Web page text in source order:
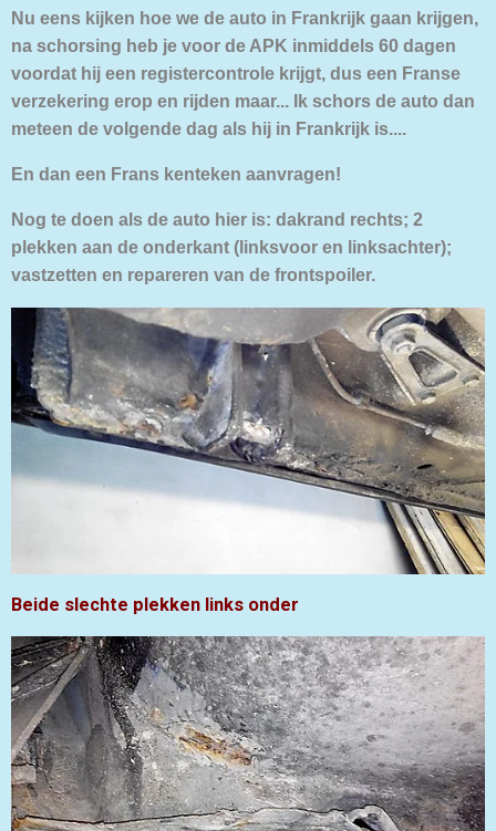
Nu eens kijken hoe we de auto in Frankrijk gaan krijgen,
na schorsing heb je voor de APK inmiddels 60 dagen
voordat hij een registercontrole krijgt, dus een Franse
verzekering erop en rijden maar... Ik schors de auto dan
meteen de volgende dag als hij in Frankrijk is....
En dan een Frans kenteken aanvragen!
Nog te doen als de auto hier is: dakrand rechts; 2
plekken aan de onderkant (linksvoor en linksachter);
vastzetten en repareren van de frontspoiler.
Beide slechte plekken links onder